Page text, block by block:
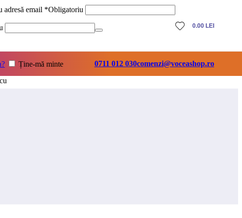
adresă email *Obligatoriu
Ține-mă minte
0.00 LEI
0711 012 030comenzi@voceashop.ro